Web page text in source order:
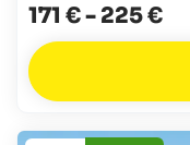
171 €- 225 €